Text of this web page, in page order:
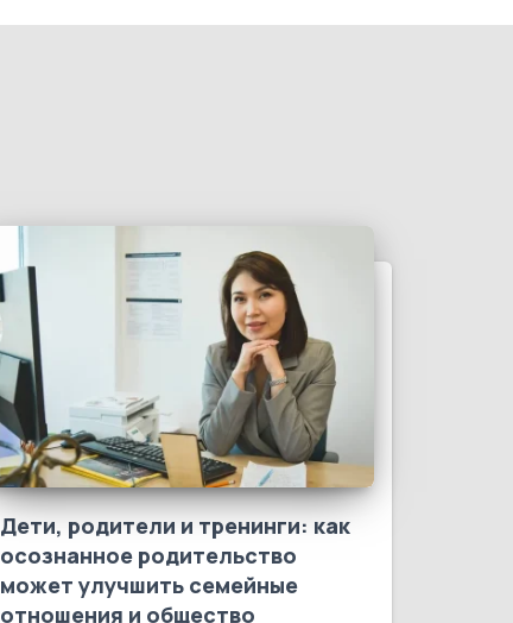
Дети, родители и тренинги: как
осознанное родительство
может улучшить семейные
отношения и общество